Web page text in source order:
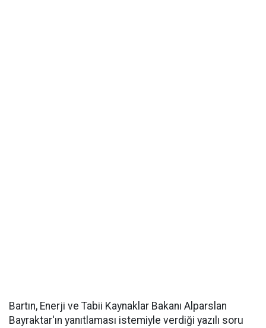
Bartın, Enerji ve Tabii Kaynaklar Bakanı Alparslan
Bayraktar'ın yanıtlaması istemiyle verdiği yazılı soru